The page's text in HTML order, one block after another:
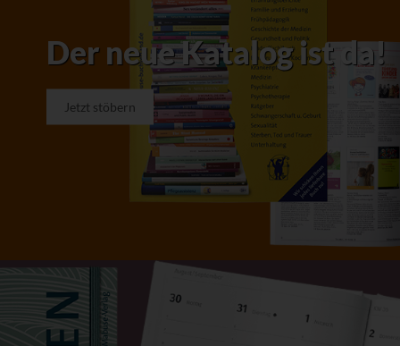
Der neue Katalog ist da!
Jetzt stöbern